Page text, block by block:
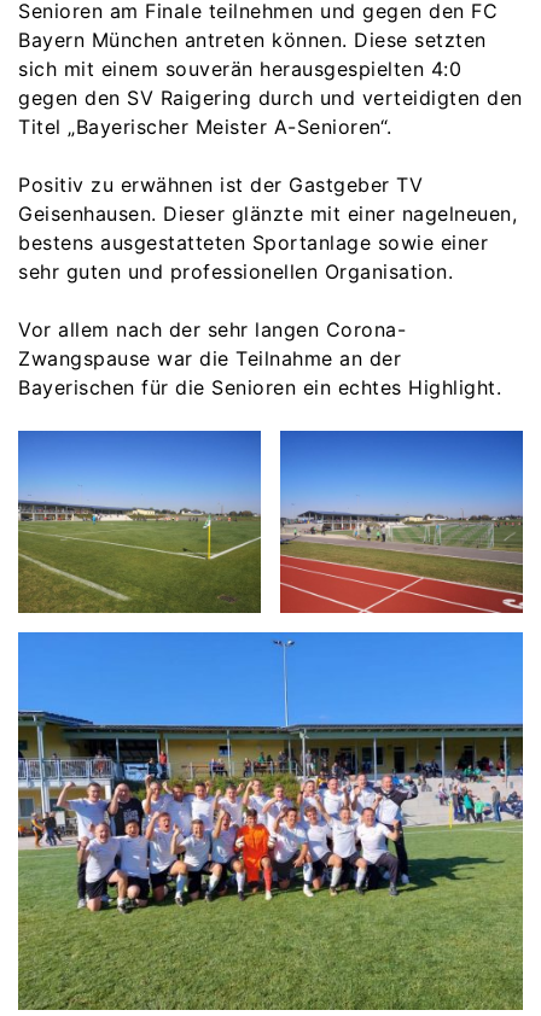
Senioren am Finale teilnehmen und gegen den FC
Bayern München antreten können. Diese setzten
sich mit einem souverän herausgespielten 4:0
gegen den SV Raigering durch und verteidigten den
Titel „Bayerischer Meister A-Senioren“.
Positiv zu erwähnen ist der Gastgeber TV
Geisenhausen. Dieser glänzte mit einer nagelneuen,
bestens ausgestatteten Sportanlage sowie einer
sehr guten und professionellen Organisation.
Vor allem nach der sehr langen Corona-
Zwangspause war die Teilnahme an der
Bayerischen für die Senioren ein echtes Highlight.